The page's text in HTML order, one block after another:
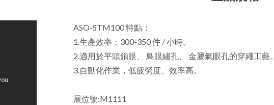
ASO-STM100 特點：
1.生產效率：300-350 件 / 小時。
2.適用於平頭鎖眼、 鳥眼繡孔、 金屬氣眼孔的穿繩工藝。
3.自動化作業，低疲勞度、效率高。
展位號:M1111